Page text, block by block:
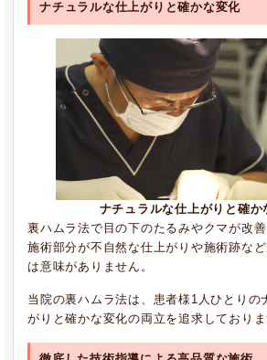
ナチュラルな仕上がりと確かな変化
ナチュラルな仕上がりと確か
裏ハムラ法で目の下のたるみやクマが改善
施術部分が不自然な仕上がりや施術跡な
は意味がありません。
当院の裏ハムラ法は、患者様1人ひとりの
がりと確かな変化の両立を追求しておりま